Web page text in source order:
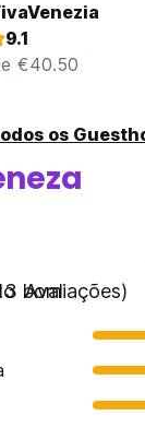
9.1
€40.50
os
bom
Avaliações)